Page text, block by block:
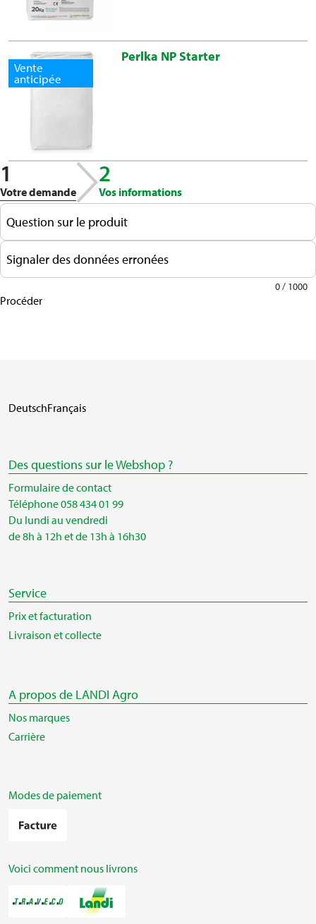
Vente
anticipée
Perlka NP Starter
1
Votre demande
2
Vos informations
Question sur le produit
Signaler des données erronées
0 / 1000
Procéder
DeutschFrançais
Des questions sur le Webshop ?
Formulaire de contact
Téléphone 058 434 01 99
Du lundi au vendredi
de 8h à 12h et de 13h à 16h30
Service
Prix et facturation
Livraison et collecte
A propos de LANDI Agro
Nos marques
Carrière
Modes de paiement
Voici comment nous livrons